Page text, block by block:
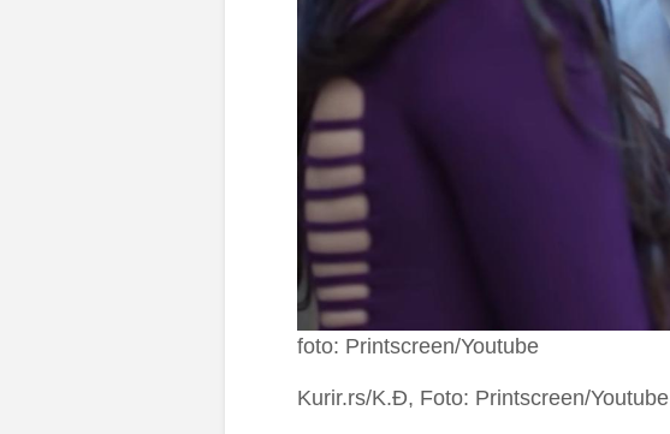
foto: Printscreen/Youtube
Kurir.rs/K.Đ, Foto: Printscreen/Youtube